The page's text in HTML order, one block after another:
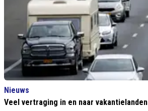
Nieuws
Veel vertraging in en naar vakantielanden